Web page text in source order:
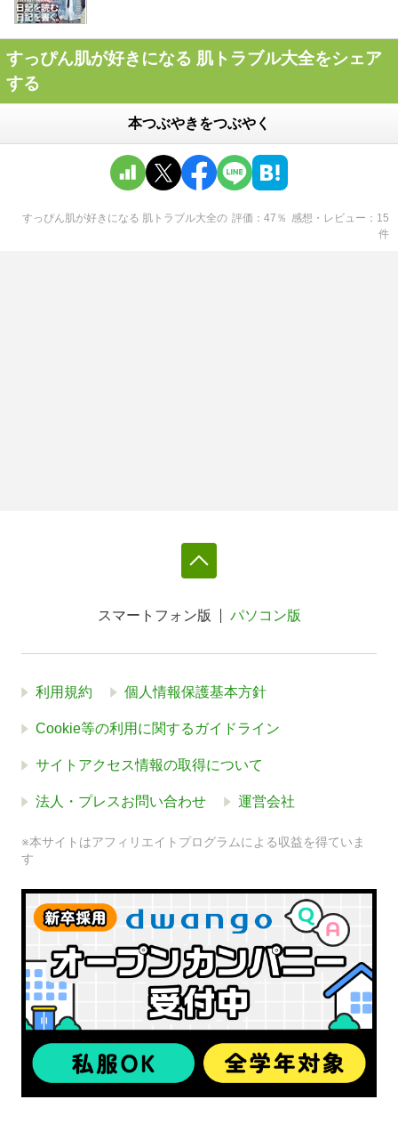
すっぴん肌が好きになる 肌トラブル大全をシェア
する
本つぶやきをつぶやく
すっぴん肌が好きになる 肌トラブル大全の 評価 47 ％ 感想・レビュー
15
件
スマートフォン版 パソコン版
利用規約 個人情報保護基本方針
Cookie等の利用に関するガイドライン
サイトアクセス情報の取得について
法人・プレスお問い合わせ 運営会社
※本サイトはアフィリエイトプログラムによる収益を得ていま
す